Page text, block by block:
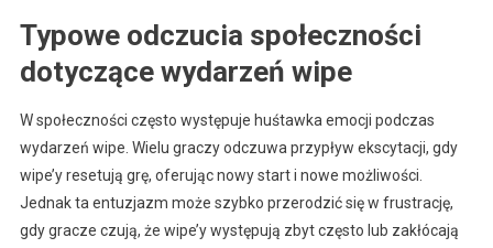
Typowe odczucia społeczności
dotyczące wydarzeń wipe
W społeczności często występuje huśtawka emocji podczas
wydarzeń wipe. Wielu graczy odczuwa przypływ ekscytacji, gdy
wipe’y resetują grę, oferując nowy start i nowe możliwości.
Jednak ta entuzjazm może szybko przerodzić się w frustrację,
gdy gracze czują, że wipe’y występują zbyt często lub zakłócają